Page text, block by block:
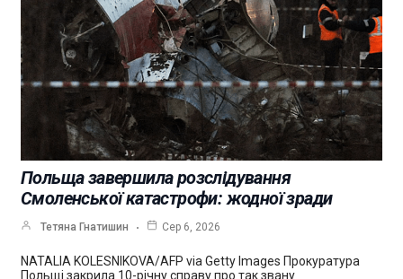
Польща завершила розслідування
Смоленської катастрофи: жодної зради
Тетяна Гнатишин Сер 6, 2026
NATALIA KOLESNIKOVA/AFP via Getty Images Прокуратура
Польщі закрила 10-річну справу про так звану